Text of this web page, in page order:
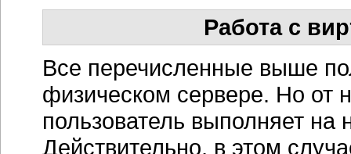
Работа с
Все перечисленные выше
физическом сервере. Но от
пользователь выполняет на
Действительно, в этом